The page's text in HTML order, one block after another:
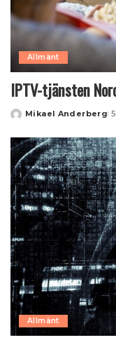
Allmänt
IPTV-tjänsten
Posted
Mikael Anderberg
Allmänt